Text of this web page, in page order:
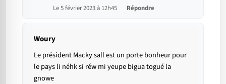
Le 5 février 2023 à 12h45 Répondre
Woury
Le président Macky sall est un porte bonheur pour
le pays li néhk si réw mi yeupe bigua togué la
gnowe